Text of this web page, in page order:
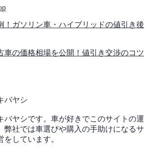
！ガソリン車・ハイブリッドの値引き後
車の価格相場を公開！値引き交渉のコツ
バヤシ
バヤシです。車が好きでこのサイトの運
弊社では車選びや購入の手助けになるサ
しています。